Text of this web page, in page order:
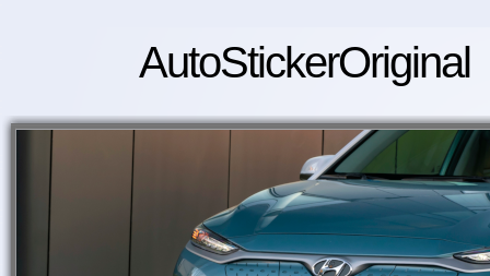
AutoStickerOriginal